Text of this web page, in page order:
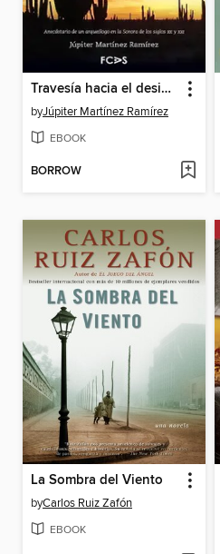
Travesía hacia el desierto
byJúpiter Martínez Ramírez
EBOOK
BORROW
La Sombra del Viento
byCarlos Ruiz Zafón
EBOOK